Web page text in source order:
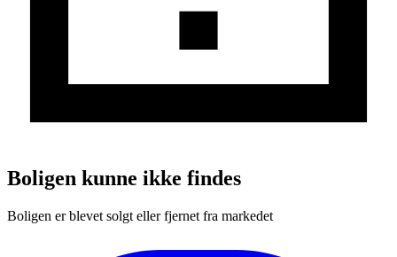
Boligen kunne ikke findes
Boligen er blevet solgt eller fjernet fra markedet